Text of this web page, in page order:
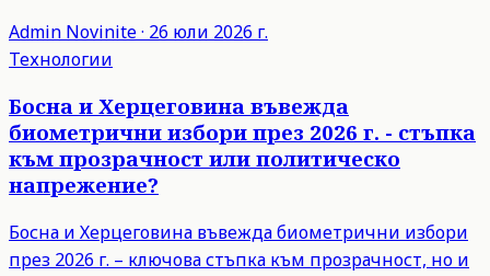
Admin Novinite· 26 юли 2026 г.
Технологии
Босна и Херцеговина въвежда
биометрични избори през 2026 г. - стъпка
към прозрачност или политическо
напрежение?
Босна и Херцеговина въвежда биометрични избори
през 2026 г. – ключова стъпка към прозрачност, но и